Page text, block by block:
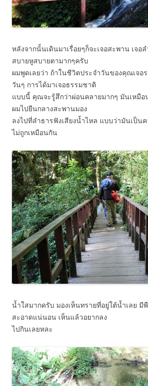
หลังจากนั้นเดินมาเรื่อยๆก็จะเจอสะพาน เจอ
สบายหูสบายตามากๆครับ
ผมพูดเลยว่า ถ้าในชีวิตประจำวันของคุณเจอ
วันๆ การได้มาเจอธรรมชาติ
แบบนี้ คุณจะรู้สึกว่าผ่อนคลายมากๆ มันเหมือ
ผมไปยืนกลางสะพานมอง
ลงไปที่ลำธารฟังเสียงน้ำไหล แบบว่ามันเป็น
ไม่ถูกเหมือนกัน
น้ำใสมากครับ มองเห็นทรายที่อยู่ใต้น้ำเลย
สะอาดแน่นอน เห็นแล้วอยากลง
ไปกินเลยหละ